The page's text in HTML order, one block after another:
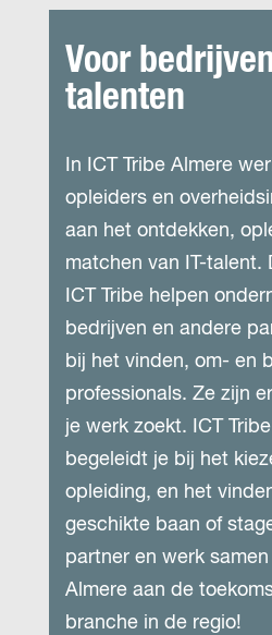
Voor
talenten
In ICT Tribe Almere
opleiders en
aan het ontdekken,
matchen van IT-talent.
ICT Tribe helpen
bedrijven en andere
bij het vinden, om- en
professionals. Ze zijn
je werk zoekt. ICT
begeleidt je bij het
opleiding, en het
geschikte baan of
partner en werk
Almere aan de
branche in de regio!